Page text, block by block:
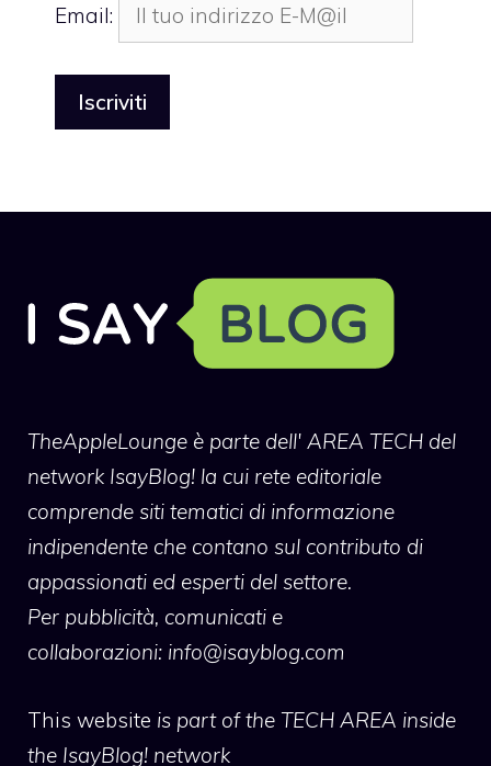
Email:
TheAppleLounge è parte dell' AREA TECH del
network IsayBlog! la cui rete editoriale
comprende siti tematici di informazione
indipendente che contano sul contributo di
appassionati ed esperti del settore.
Per pubblicità, comunicati e
collaborazioni: info@isayblog.com
This website is part of the TECH AREA inside
the IsayBlog! network